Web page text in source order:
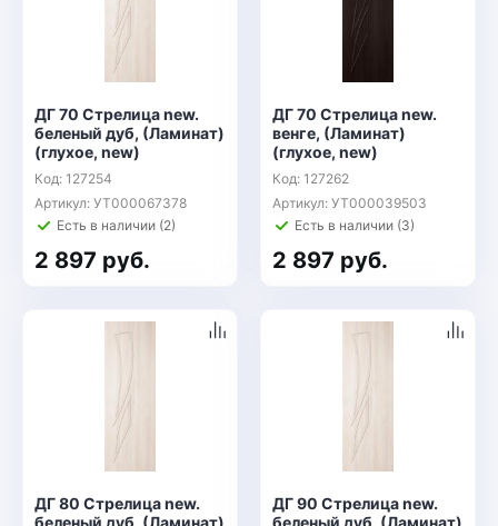
ДГ 70 Стрелица new.
беленый дуб, (Ламинат)
(глухое, new)
Код: 127254
Артикул: УТ000067378
Есть в наличии (2)
2 897 руб.
ДГ 70 Стрелица new.
венге, (Ламинат)
(глухое, new)
Код: 127262
Артикул: УТ000039503
Есть в наличии (3)
2 897 руб.
ДГ 80 Стрелица new.
беленый дуб, (Ламинат)
ДГ 90 Стрелица new.
беленый дуб, (Ламинат)